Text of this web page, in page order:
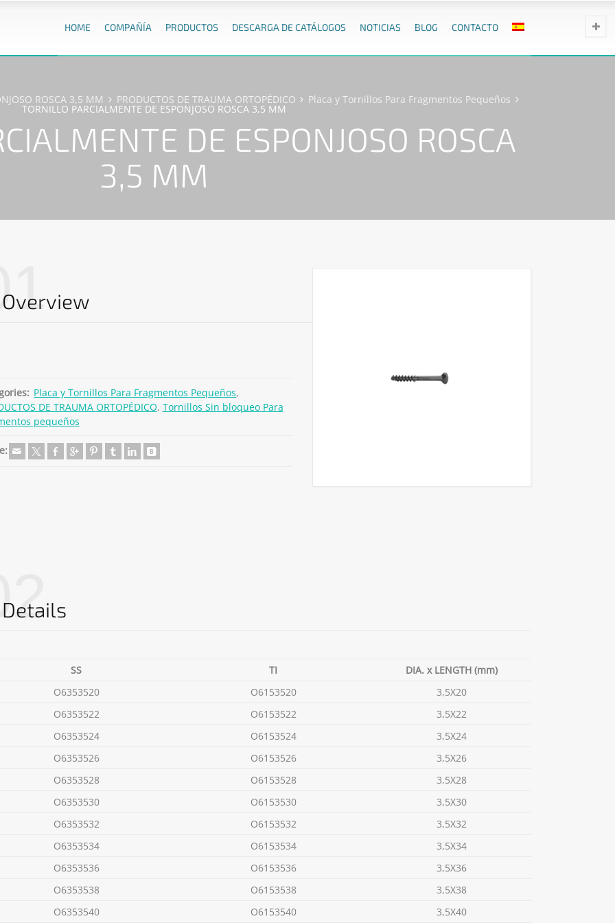
HOME COMPAÑÍA PRODUCTOS DESCARGA DE CATÁLOGOS NOTICIAS BLOG CONTACTO
ROSCA 3,5 MM PRODUCTOS DE TRAUMA ORTOPÉDICO Placa y Tornillos Para Fragmentos Pequeños
TORNILLO PARCIALMENTE DE ESPONJOSO ROSCA 3,5 MM
DE ESPONJOSO ROSCA
3,5 MM
Overview
Placa y Tornillos Para Fragmentos Pequeños,
DE TRAUMA ORTOPÉDICO, Tornillos Sin bloqueo Para
pequeños
Details
SS TI
DIA. x LENGTH (mm)
O6353520
O6153520
3,5X20
O6353522
O6153522
3,5X22
O6353524
O6153524
3,5X24
O6353526
O6153526
3,5X26
O6353528
O6153528
3,5X28
O6353530
O6153530
3,5X30
O6353532
O6153532
3,5X32
O6353534
O6153534
3,5X34
O6353536
O6153536
3,5X36
O6353538
O6153538
3,5X38
O6353540
O6153540
3,5X40